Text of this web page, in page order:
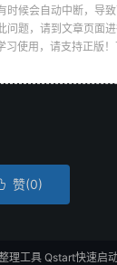
时候会自动中断，导
题，请到文章页面
使用，请支持正版！
赞(0)
理工具 Qstart快速启